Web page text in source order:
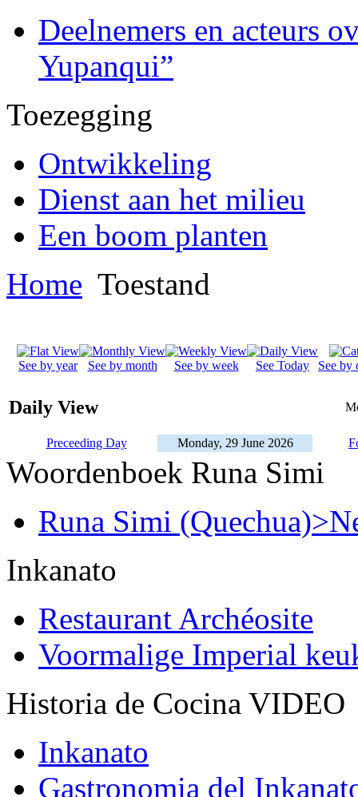
Deelnemers en acteurs
Yupanqui”
Toezegging
Ontwikkeling
Dienst aan het milieu
Een boom planten
Home Toestand
See by year See by month See by week See Today See by
Daily View
Preceeding Day Monday, 29 June 2026
Woordenboek Runa Simi
Runa Simi
Inkanato
Restaurant Archéosite
Voormalige Imperial
Historia de Cocina VIDEO
Inkanato
Gastronomia del